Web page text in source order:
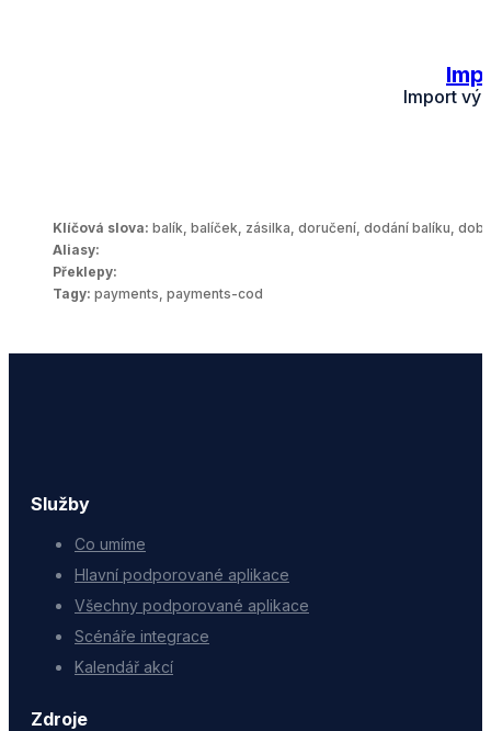
Import
Klíčová slova: balík, balíček, zásilka, doručení, dodání balíku,
Aliasy:
Překlepy:
Tagy: payments, payments-cod
Služby
Co umíme
Hlavní podporované aplikace
Všechny podporované aplikace
Scénáře integrace
Kalendář akcí
Zdroje